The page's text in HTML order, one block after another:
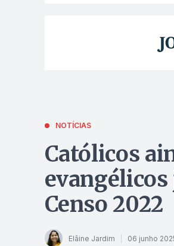
NOTÍCIAS
Católicos
evangélicos
Censo 2022
Elâine Jardim 06 junho